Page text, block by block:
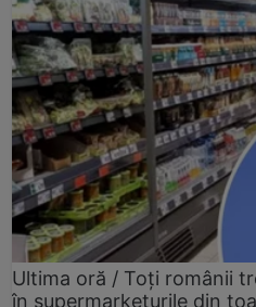
Ultima oră / Toți românii
în supermarketurile din